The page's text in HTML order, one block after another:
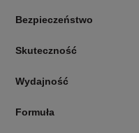
Bezpieczeństwo
Skuteczność
Wydajność
Formuła